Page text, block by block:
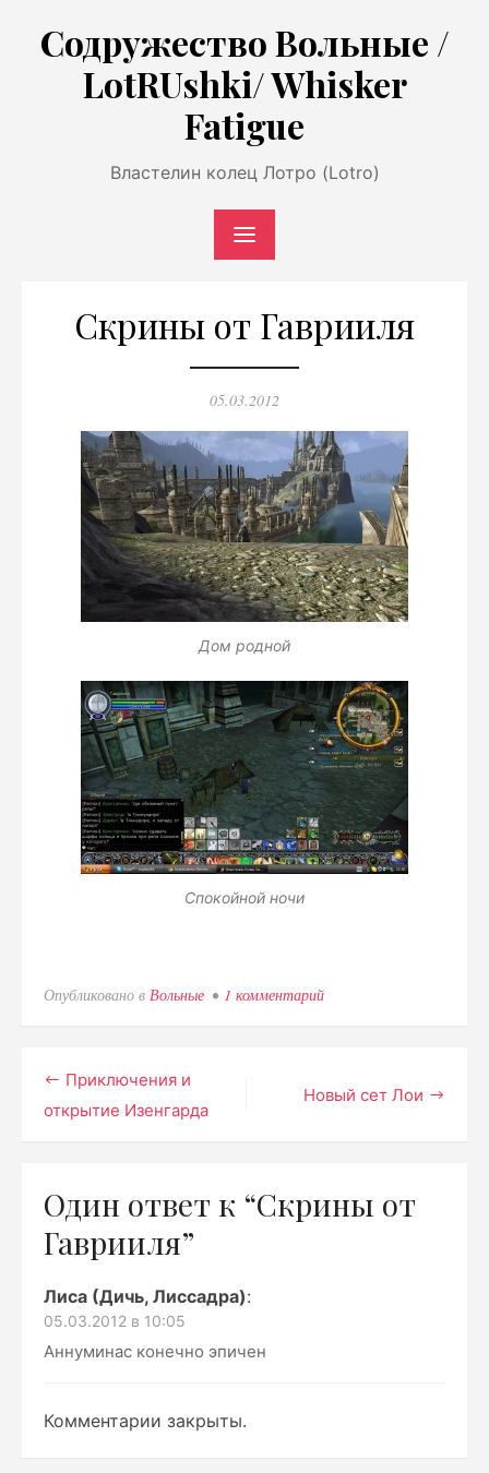
содержимому
Содружество Вольные /
LotRUshki/ Whisker
Fatigue
Властелин колец Лотро (Lotro)
Скрины от Гаврииля
Опубликовано
05.03.2012
Дом родной
Спокойной ночи
Опубликовано в Вольные 1 комментарий
Навигация
по
Новый сет Лои
Приключения и
открытие Изенгарда
Один ответ к “Скрины от
Гаврииля”
Лиса (Дичь, Лиссадра):
05.03.2012 в 10:05
Аннуминас конечно эпичен
Комментарии закрыты.